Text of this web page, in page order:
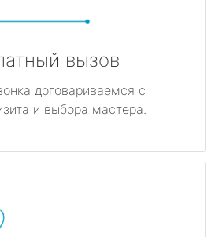
вызов
договариваемся с
и выбора мастера.